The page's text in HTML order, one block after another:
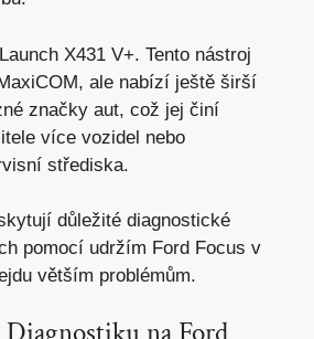
X431 V+. Tento nástroj
ale nabízí ještě širší
značky aut, což jej činí
více vozidel nebo
střediska.
důležité diagnostické
pomocí udržím Ford Focus v
větším problémům.